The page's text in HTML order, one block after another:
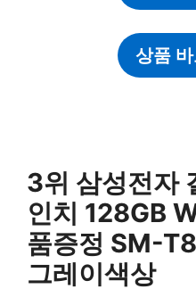
상품
3위 삼성전자
인치 128GB
품증정 SM-
그레이색상